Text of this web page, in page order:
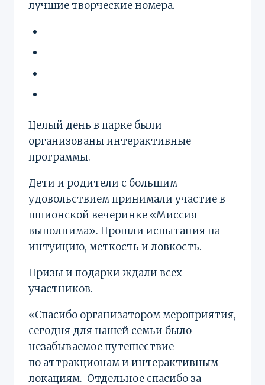
лучшие творческие номера.
Целый день в парке были
организованы интерактивные
программы.
Дети и родители с большим
удовольствием принимали участие в
шпионской вечеринке «Миссия
выполнима». Прошли испытания на
интуицию, меткость и ловкость.
Призы и подарки ждали всех
участников.
«Спасибо организатором мероприятия,
сегодня для нашей семьи было
незабываемое путешествие
по аттракционам и интерактивным
локациям. Отдельное спасибо за